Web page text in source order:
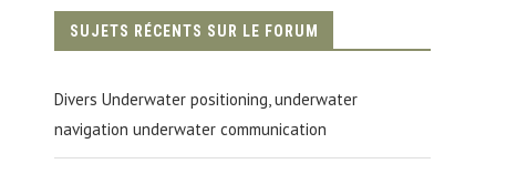
SUJETS RÉCENTS SUR LE FORUM
Divers Underwater positioning, underwater
navigation underwater communication